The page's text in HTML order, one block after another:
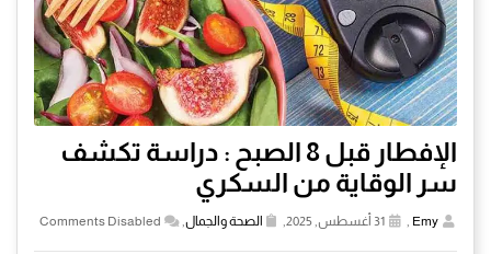
الإفطار قبل 8 الصبح : دراسة تكشف
سر الوقاية من السكري
Emy
, الصحة والجمال,
Comments Disabled